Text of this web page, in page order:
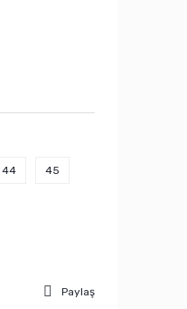
44 45
Paylaş